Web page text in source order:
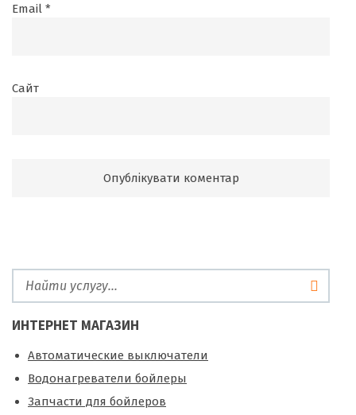
Email *
Сайт
ИНТЕРНЕТ МАГАЗИН
Автоматические выключатели
Водонагреватели бойлеры
Запчасти для бойлеров